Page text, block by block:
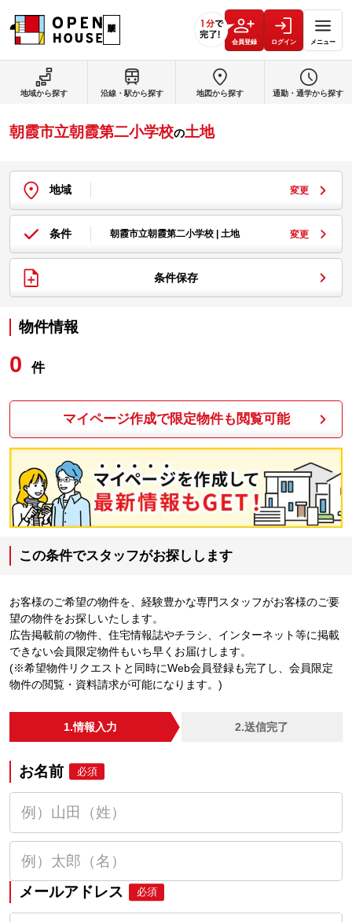
会員登録 ログイン メニュー
朝霞市立朝霞第二小学校の土地
地域 変更
条件 朝霞市立朝霞第二小学校 | 土地 変更
条件保存
物件情報
0 件
マイページ作成で限定物件も閲覧可能
この条件でスタッフがお探しします
お客様のご希望の物件を、経験豊かな専門スタッフがお客様のご要
望の物件をお探しいたします。
広告掲載前の物件、住宅情報誌やチラシ、インターネット等に掲載
できない会員限定物件もいち早くお届けします。
(※希望物件リクエストと同時にWeb会員登録も完了し、会員限定
物件の閲覧・資料請求が可能になります。)
1.情報入力 2.送信完了
お名前 必須
メールアドレス 必須
地域から探す 沿線・駅から探す 地図から探す 通勤・通学から探す